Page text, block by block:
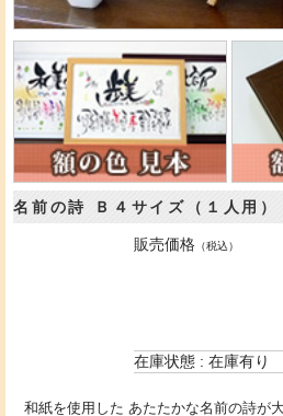
名前の詩 Ｂ４サイズ（１人用）
販売価格 （税込）
在庫状態 : 在庫有り
和紙を使用した あたたかな名前の詩が